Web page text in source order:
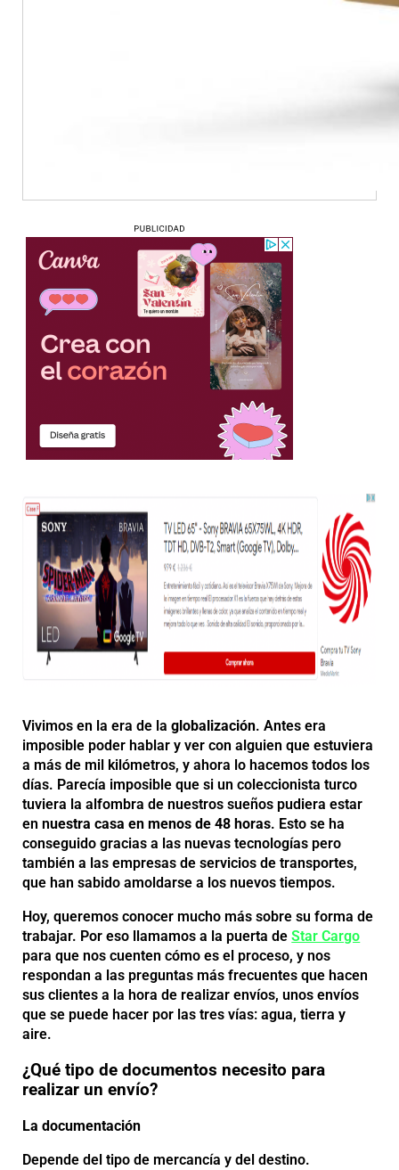
Vivimos en la era de laglobalización. Antes era
imposible poder hablar y ver con alguien que estuviera
a más de mil kilómetros, y ahora lo hacemos todos los
días. Parecía imposible que si un coleccionista turco
tuviera la alfombra de nuestros sueños pudiera estar
en nuestra casa en menos de 48 horas. Esto se ha
conseguido gracias a las nuevas tecnologías pero
también a las empresas de servicios de transportes,
que han sabido amoldarse a los nuevos tiempos.
Hoy, queremos conocer mucho más sobre su forma de
trabajar. Por eso llamamos a la puerta deStar Cargo
para que nos cuenten cómo es el proceso, y nos
respondan a las preguntas más frecuentes que hacen
sus clientes a la hora de realizar envíos, unos envíos
que se puede hacer por las tres vías: agua, tierra y
aire.
¿Qué tipo de documentos necesito para
realizar un envío?
La documentación
Depende del tipo de mercancía y del destino.